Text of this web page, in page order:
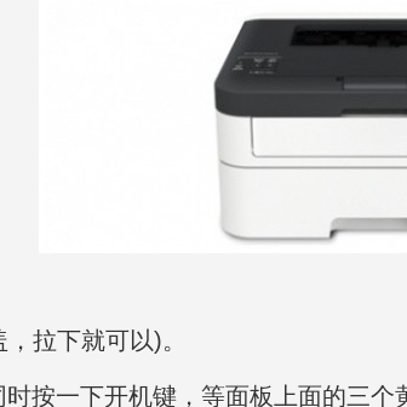
拉下就可以)。
时按一下开机键，等面板上面的三